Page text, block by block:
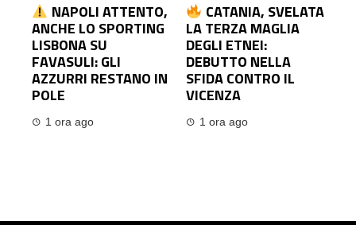
NAPOLI ATTENTO,
ANCHE LO SPORTING
LISBONA SU
FAVASULI: GLI
AZZURRI RESTANO IN
POLE
1 ora ago
CATANIA, SVELATA
LA TERZA MAGLIA
DEGLI ETNEI:
DEBUTTO NELLA
SFIDA CONTRO IL
VICENZA
1 ora ago